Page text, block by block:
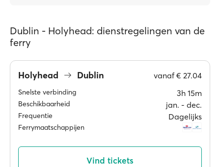
Dublin - Holyhead: dienstregelingen van de
ferry
Holyhead Dublin vanaf€ 27.04
Snelste verbinding 3h 15m
Beschikbaarheid jan. ‐ dec.
Frequentie Dagelijks
Ferrymaatschappijen
Vind tickets